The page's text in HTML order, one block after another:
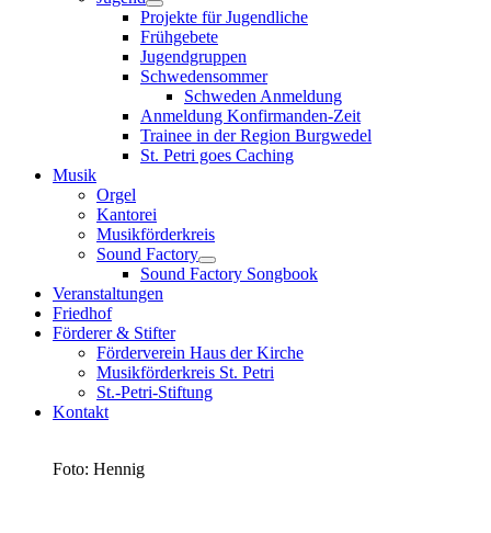
Projekte für Jugendliche
Frühgebete
Jugendgruppen
Schwedensommer
Schweden Anmeldung
Anmeldung Konfirmanden-Zeit
Trainee in der Region Burgwedel
St. Petri goes Caching
Musik
Orgel
Kantorei
Musikförderkreis
Sound Factory
Sound Factory Songbook
Veranstaltungen
Friedhof
Förderer & Stifter
Förderverein Haus der Kirche
Musikförderkreis St. Petri
St.-Petri-Stiftung
Kontakt
Foto: Hennig